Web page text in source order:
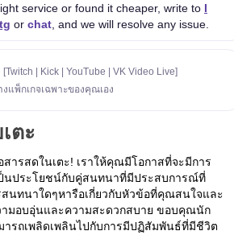
service or found it cheaper, write to I
or chat , and we will resolve any issue.
[Twitch | Kick | YouTube | VK Video Live]
งแพ็กเกจเฉพาะของคุณเอง
ตะ
ารสดในเตะ! เราให้คุณมีโอกาสที่จะมีการ
นประโยชน์กับคู่สนทนาที่มีประสบการณ์ที่
นทนาใดๆหารือเกี่ยวกับหัวข้อที่คุณสนใจและ
ามอบอุ่นและความสะดวกสบาย ขอบคุณนัก
ารถเพลิดเพลินไปกับการมีปฏิสัมพันธ์ที่มีชีวิต